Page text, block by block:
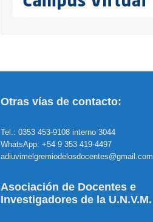
Otras vías de contacto:
Tel.: 0353 453-9108 interno 3044
WhatsApp: +54 9 353 419-4497
adiuvimelgremiodelosdocentes@gmail.com
Asociación de Docentes e
Investigadores de la U.N.V.M.